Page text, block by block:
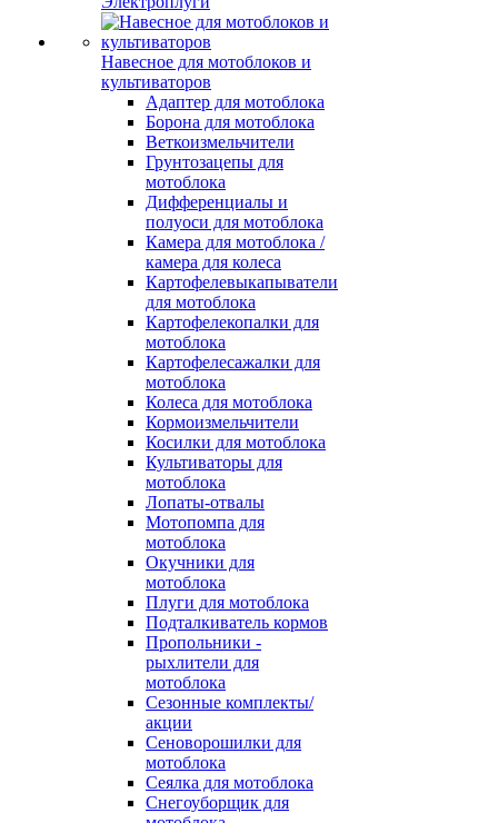
Навесное для мотоблоков и
культиваторов
Адаптер для мотоблока
Борона для мотоблока
Веткоизмельчители
Грунтозацепы для
мотоблока
Дифференциалы и
полуоси для мотоблока
Камера для мотоблока /
камера для колеса
Картофелевыкапыватели
для мотоблока
Картофелекопалки для
мотоблока
Картофелесажалки для
мотоблока
Колеса для мотоблока
Кормоизмельчители
Косилки для мотоблока
Культиваторы для
мотоблока
Лопаты-отвалы
Мотопомпа для
мотоблока
Окучники для
мотоблока
Плуги для мотоблока
Подталкиватель кормов
Пропольники -
рыхлители для
мотоблока
Сезонные комплекты/
акции
Сеноворошилки для
мотоблока
Сеялка для мотоблока
Снегоуборщик для